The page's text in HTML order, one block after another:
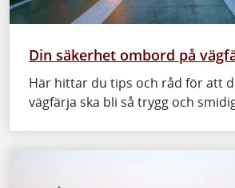
Din säkerhet ombord på
Här hittar du tips och råd för att
vägfärja ska bli så trygg och